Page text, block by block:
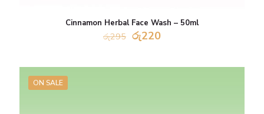
Cinnamon Herbal Face Wash – 50ml
රු295 Original
රු295.
රු220Current
රු220.
ON SALE